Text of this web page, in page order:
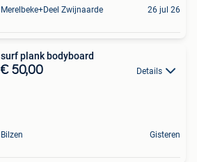
Merelbeke+Deel Zwijnaarde 26 jul 26
surf plank bodyboard
€ 50,00 Details
Bilzen Gisteren